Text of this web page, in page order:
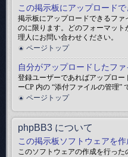
この掲示板にアップロード
掲示板にアップロードできるフ
のに限ります。どのフォーマッ
理人にお問い合わせください。
ページトップ
自分がアップロードしたフ
登録ユーザーであればアップロ
ーCP 内の “添付ファイルの管理”
ページトップ
phpBB3 について
この掲示板ソフトウェアを
このソフトウェアの作成を行った